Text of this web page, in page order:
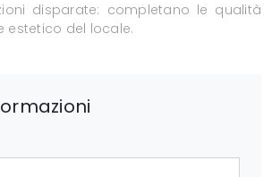
disparate: completano le qualità
estetico del locale.